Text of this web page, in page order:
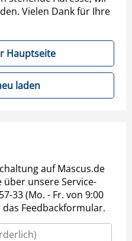
Vielen Dank für Ihre
Hauptseite
laden
auf Mascus.de
unsere Service-
33 (Mo. - Fr. von 9:00
Feedbackformular.